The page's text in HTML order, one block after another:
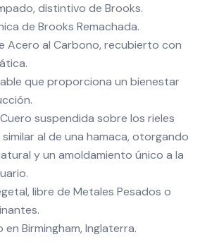
distintivo de Brooks.
de Brooks Remachada.
Acero al Carbono, recubierto con
que proporciona un bienestar
suspendida sobre los rieles
al de una hamaca, otorgando
y un amoldamiento único a la
libre de Metales Pesados o
Birmingham, Inglaterra.